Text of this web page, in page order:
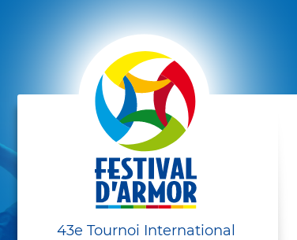
43e Tournoi International